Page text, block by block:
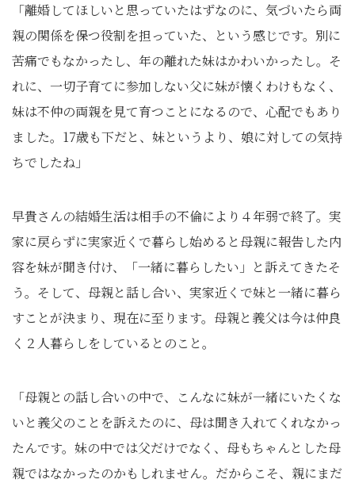
「離婚してほしいと思っていたはずなのに、気づいたら両
親の関係を保つ役割を担っていた、という感じです。別に
苦痛でもなかったし、年の離れた妹はかわいかったし。そ
れに、一切子育てに参加しない父に妹が懐くわけもなく、
妹は不仲の両親を見て育つことになるので、心配でもあり
ました。17歳も下だと、妹というより、娘に対しての気持
ちでしたね」
早貴さんの結婚生活は相手の不倫により４年弱で終了。実
家に戻らずに実家近くで暮らし始めると母親に報告した内
容を妹が聞き付け、「一緒に暮らしたい」と訴えてきたそ
う。そして、母親と話し合い、実家近くで妹と一緒に暮ら
すことが決まり、現在に至ります。母親と義父は今は仲良
く２人暮らしをしているとのこと。
「母親との話し合いの中で、こんなに妹が一緒にいたくな
いと義父のことを訴えたのに、母は聞き入れてくれなかっ
たんです。妹の中では父だけでなく、母もちゃんとした母
親ではなかったのかもしれません。だからこそ、親にまだ